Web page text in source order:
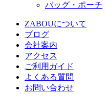
バッグ・ポーチ
ZABOUについて
ブログ
会社案内
アクセス
ご利用ガイド
よくある質問
お問い合わせ